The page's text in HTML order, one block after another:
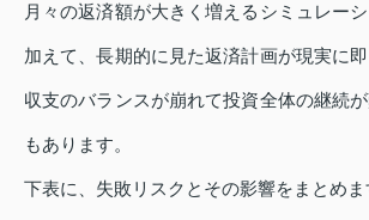
月々の返済額が大きく増えるシミュレーシ
加えて、長期的に見た返済計画が現実に即
収支のバランスが崩れて投資全体の継続
もあります。
下表に、失敗リスクとその影響をまとめま